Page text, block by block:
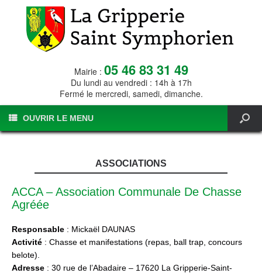
Mairie : 05 46 83 31 49
Du lundi au vendredi : 14h à 17h
Fermé le mercredi, samedi, dimanche.
OUVRIR LE MENU
ASSOCIATIONS
ACCA – Association Communale De Chasse
Agréée
Responsable : Mickaël DAUNAS
Activité : Chasse et manifestations (repas, ball trap, concours
belote).
Adresse : 30 rue de l’Abadaire – 17620 La Gripperie-Saint-